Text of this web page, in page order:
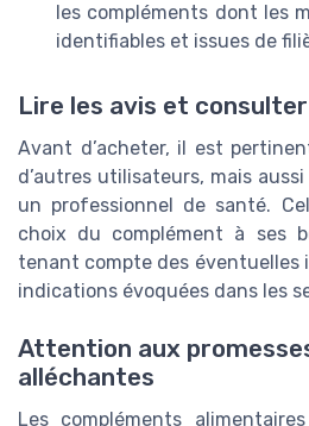
les compléments dont les
identifiables et issues de
Lire les avis et
Avant d’acheter, il est
d’autres utilisateurs, mais
un professionnel de santé.
choix du complément à ses
tenant compte des
indications évoquées dans les
Attention aux
alléchantes
Les compléments